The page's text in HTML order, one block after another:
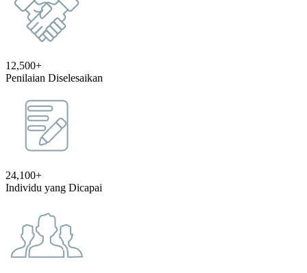
12,500+
Penilaian Diselesaikan
24,100+
Individu yang Dicapai